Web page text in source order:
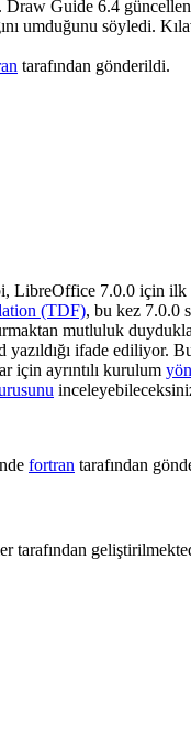
Guide 6.4
umduğunu söyledi.
tarafından gönderildi.
LibreOffice 7.0.0 için ilk
(TDF), bu kez 7.0.0
mutluluk
ifade ediliyor.
için ayrıntılı kurulum
fortran tarafından
tarafından